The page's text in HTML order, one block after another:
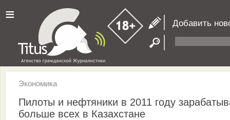
≡ Добавить
Экономика
Пилоты и нефтяники в 2011 году
больше всех в Казахстане